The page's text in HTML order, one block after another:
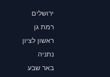
ירושלים
רמת גן
ראשון לציון
נתניה
באר שבע